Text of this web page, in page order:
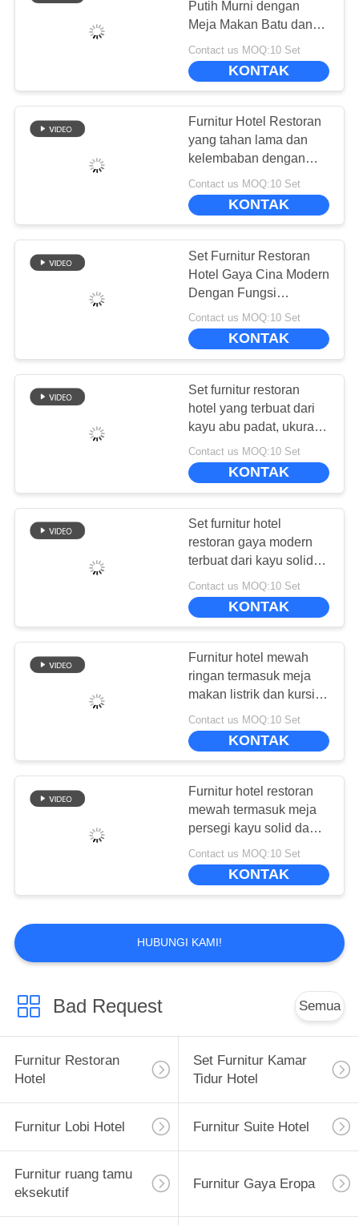
KEBIJAKAN
PRIBADI
Putih Murni dengan
Meja Makan Batu dan
Kursi Kulit Abu-abu
Contact us MOQ:10 Set
KONTAK
Furnitur Hotel Restoran
yang tahan lama dan
kelembaban dengan
tekstur alami
Contact us MOQ:10 Set
KONTAK
Set Furnitur Restoran
Hotel Gaya Cina Modern
Dengan Fungsi
Motorized
Contact us MOQ:10 Set
KONTAK
Set furnitur restoran
hotel yang terbuat dari
kayu abu padat, ukuran
yang dapat disesuaikan
Contact us MOQ:10 Set
KONTAK
Set furnitur hotel
restoran gaya modern
terbuat dari kayu solid
dan kulit kelas atas
Contact us MOQ:10 Set
KONTAK
Furnitur hotel mewah
ringan termasuk meja
makan listrik dan kursi
makan kulit
Contact us MOQ:10 Set
KONTAK
Furnitur hotel restoran
mewah termasuk meja
persegi kayu solid dan
kursi makan kulit
Contact us MOQ:10 Set
KONTAK
HUBUNGI KAMI!
Bad Request Semua
Furnitur Restoran
Hotel
Set Furnitur Kamar
Tidur Hotel
Furnitur Lobi Hotel Furnitur Suite Hotel
Furnitur ruang tamu
eksekutif
Furnitur Gaya Eropa